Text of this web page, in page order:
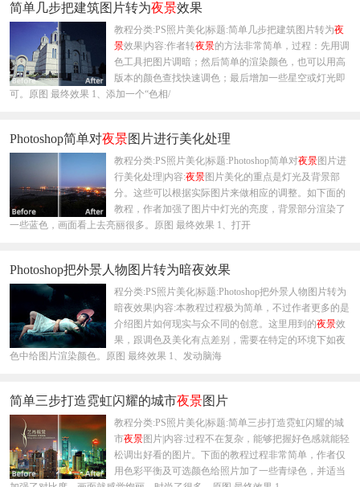
简单几步把建筑图片转为夜景效果
教程分类:PS照片美化|标题:简单几步把建筑图片转为夜
景效果|内容:作者转夜景的方法非常简单，过程：先用调
色工具把图片调暗；然后简单的渲染颜色，也可以用高
版本的颜色查找快速调色；最后增加一些星空或灯光即
可。原图 最终效果 1、添加一个“色相/
Photoshop简单对夜景图片进行美化处理
教程分类:PS照片美化|标题:Photoshop简单对夜景图片进
行美化处理|内容:夜景图片美化的重点是灯光及背景部
分。这些可以根据实际图片来做相应的调整。如下面的
教程，作者加强了图片中灯光的亮度，背景部分渲染了
一些蓝色，画面看上去亮丽很多。原图 最终效果 1、打开
Photoshop把外景人物图片转为暗夜效果
程分类:PS照片美化|标题:Photoshop把外景人物图片转为
暗夜效果|内容:本教程过程极为简单，不过作者更多的是
介绍图片如何现实与众不同的创意。这里用到的夜景效
果，跟调色及美化有点差别，需要在特定的环境下如夜
色中给图片渲染颜色。原图 最终效果 1、发动脑海
简单三步打造霓虹闪耀的城市夜景图片
教程分类:PS照片美化|标题:简单三步打造霓虹闪耀的城
市夜景图片|内容:过程不在复杂，能够把握好色感就能轻
松调出好看的图片。下面的教程过程非常简单，作者仅
用色彩平衡及可选颜色给照片加了一些青绿色，并适当